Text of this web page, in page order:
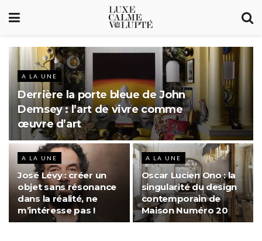
A LA UNE
Derrière la porte bleue de John
Demsey : l’art de vivre comme
œuvre d’art
A LA UNE
José Lévy : créer un
objet sans résonance
dans la réalité, ne
m’intéresse pas !
A LA UNE
Oscar Lucien Ono : la
singularité du design
contemporain de
Maison Numéro 20